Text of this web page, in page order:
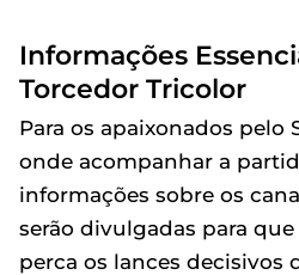
Informações
Torcedor Tricolor
Para os apaixonados pelo
onde acompanhar a
informações sobre os
serão divulgadas para
perca os lances decisivos